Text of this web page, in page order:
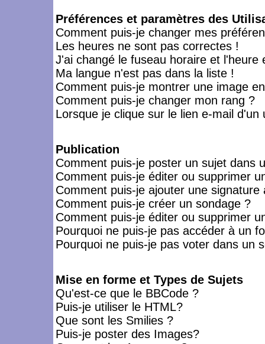
Préférences et paramètres des
Comment puis-je changer mes
Les heures ne sont pas correctes !
J'ai changé le fuseau horaire et l'heure
Ma langue n'est pas dans la liste !
Comment puis-je montrer une image
Comment puis-je changer mon rang ?
Lorsque je clique sur le lien e-mail
Publication
Comment puis-je poster un sujet dans
Comment puis-je éditer ou supprimer
Comment puis-je ajouter une signature
Comment puis-je créer un sondage ?
Comment puis-je éditer ou supprimer
Pourquoi ne puis-je pas accéder à un
Pourquoi ne puis-je pas voter dans un
Mise en forme et Types de Sujets
Qu'est-ce que le BBCode ?
Puis-je utiliser le HTML?
Que sont les Smilies ?
Puis-je poster des Images?